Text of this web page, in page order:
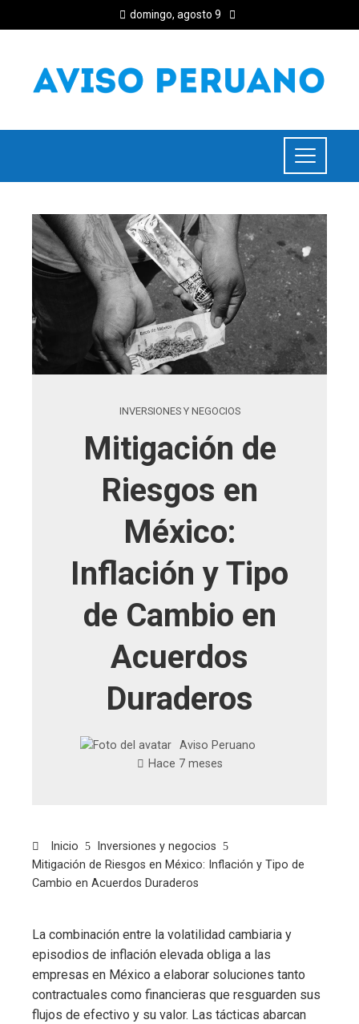
domingo, agosto 9
INVERSIONES Y NEGOCIOS
Mitigación de
Riesgos en
México:
Inflación y Tipo
de Cambio en
Acuerdos
Duraderos
Aviso Peruano
Hace 7 meses
Inicio
Inversiones y negocios
Mitigación de Riesgos en México: Inflación y Tipo de
Cambio en Acuerdos Duraderos
La combinación entre la volatilidad cambiaria y
episodios de inflación elevada obliga a las
empresas en México a elaborar soluciones tanto
contractuales como financieras que resguarden sus
flujos de efectivo y su valor. Las tácticas abarcan